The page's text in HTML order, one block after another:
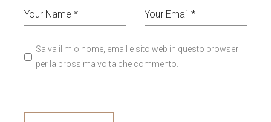
Salva il mio nome, email e sito web in questo browser
per la prossima volta che commento.